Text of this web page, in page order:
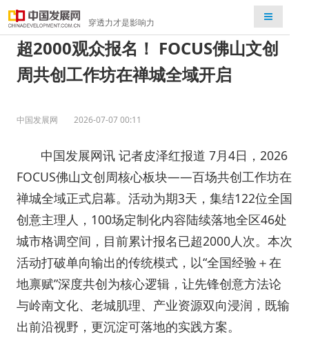
穿透力才是影响力
检索
超2000观众报名！ FOCUS佛山文创
周共创工作坊在禅城全域开启
中国发展网 2026-07-07 00:11
中国发展网讯 记者皮泽红报道 7月4日，2026
FOCUS佛山文创周核心板块——百场共创工作坊在
禅城全域正式启幕。活动为期3天，集结122位全国
创意主理人，100场定制化内容陆续落地全区46处
城市格调空间，目前累计报名已超2000人次。本次
活动打破单向输出的传统模式，以“全国经验＋在
地禀赋”深度共创为核心逻辑，让先锋创意方法论
与岭南文化、老城肌理、产业资源双向浸润，既输
出前沿视野，更沉淀可落地的实践方案。